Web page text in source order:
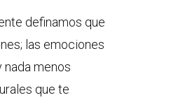
definamos que
las emociones
nada menos
que te